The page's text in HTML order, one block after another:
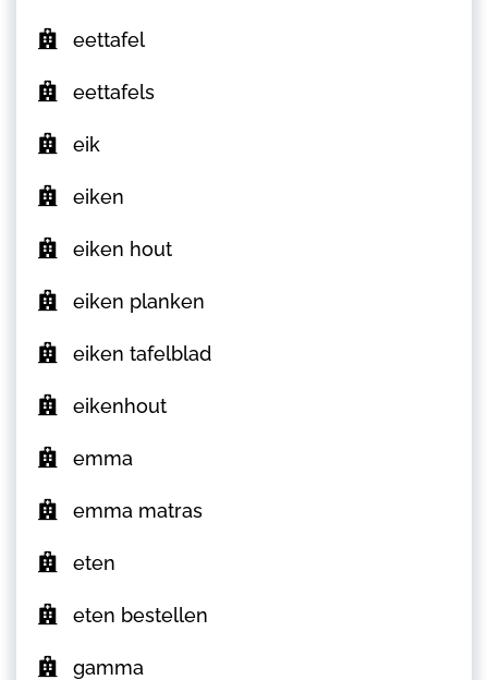
eettafel
eettafels
eik
eiken
eiken hout
eiken planken
eiken tafelblad
eikenhout
emma
emma matras
eten
eten bestellen
gamma